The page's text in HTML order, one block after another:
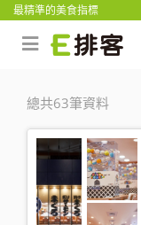
最精準的美食指標
總共63筆資料